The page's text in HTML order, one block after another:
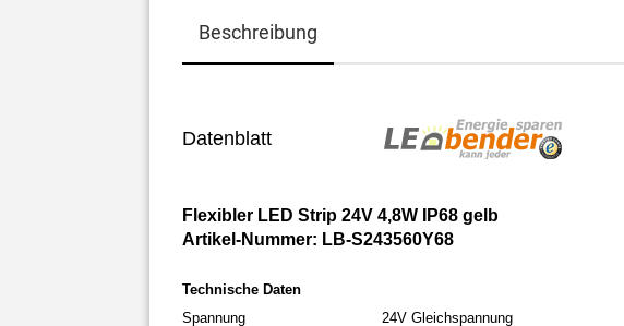
Beschreibung
Datenblatt
Flexibler LED Strip 24V 4,8W IP68 gelb
Artikel-Nummer: LB-S243560Y68
Technische Daten
Spannung
24V Gleichspannung